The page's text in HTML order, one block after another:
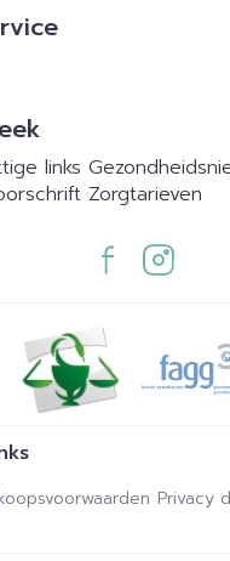
links
Zorgtarieven
Privacy